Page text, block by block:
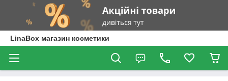
LinaBox магазин косметики